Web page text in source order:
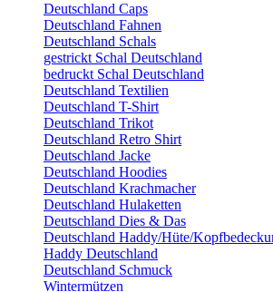
Deutschland Caps
Deutschland Fahnen
Deutschland Schals
gestrickt Schal Deutschland
bedruckt Schal Deutschland
Deutschland Textilien
Deutschland T-Shirt
Deutschland Trikot
Deutschland Retro Shirt
Deutschland Jacke
Deutschland Hoodies
Deutschland Krachmacher
Deutschland Hulaketten
Deutschland Dies & Das
Deutschland Haddy/Hüte/
Haddy Deutschland
Deutschland Schmuck
Wintermützen